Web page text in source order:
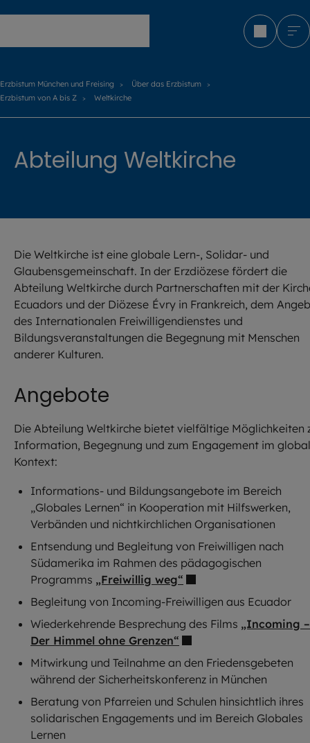
Erzbistum München und Freising
Über das Erzbistum
Erzbistum von A bis Z
Weltkirche
Abteilung Weltkirche
Die Weltkirche ist eine globale Lern-, Solidar- und
Glaubensgemeinschaft. In der Erzdiözese fördert die
Abteilung Weltkirche durch Partnerschaften mit der
Ecuadors und der Diözese Évry in Frankreich, dem
des Internationalen Freiwilligendienstes und
Bildungsveranstaltungen die Begegnung mit Menschen
anderer Kulturen.
Angebote
Die Abteilung Weltkirche bietet vielfältige Möglichkeiten
Information, Begegnung und zum Engagement im
Kontext:
Informations- und Bildungsangebote im Bereich
„Globales Lernen“ in Kooperation mit Hilfswerken,
Verbänden und nichtkirchlichen Organisationen
Entsendung und Begleitung von Freiwilligen nach
Südamerika im Rahmen des pädagogischen
Programms „Freiwillig weg“
Begleitung von Incoming-Freiwilligen aus Ecuador
Wiederkehrende Besprechung des Films „Incoming –
Der Himmel ohne Grenzen“
Mitwirkung und Teilnahme an den Friedensgebeten
während der Sicherheitskonferenz in München
Beratung von Pfarreien und Schulen hinsichtlich ihres
solidarischen Engagements und im Bereich Globales
Lernen